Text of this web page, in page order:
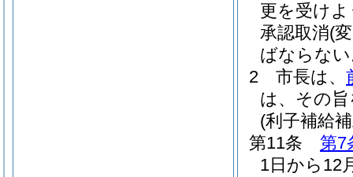
更を受け
承認取消(
ばならな
2
市長は、
は、その
(利子補給
第11条
第7
1日から12